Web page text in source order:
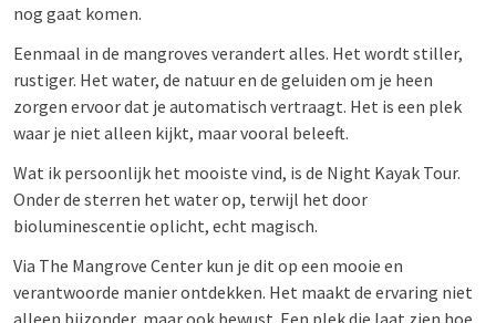
nog gaat komen.
Eenmaal in de mangroves verandert alles. Het wordt stiller,
rustiger. Het water, de natuur en de geluiden om je heen
zorgen ervoor dat je automatisch vertraagt. Het is een plek
waar je niet alleen kijkt, maar vooral beleeft.
Wat ik persoonlijk het mooiste vind, is de Night Kayak Tour.
Onder de sterren het water op, terwijl het door
bioluminescentie oplicht, echt magisch.
Via The Mangrove Center kun je dit op een mooie en
verantwoorde manier ontdekken. Het maakt de ervaring niet
alleen bijzonder, maar ook bewust. Een plek die laat zien hoe